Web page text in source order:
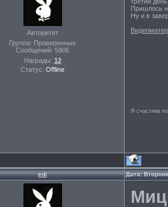
Авторитет
Группа: Проверенные
Сообщений: 5906
Награды: 12
Статус: Offline
Пришлось
Ну и в
Я счастлив
edi Дата: